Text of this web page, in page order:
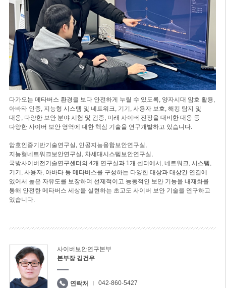
다가오는 메타버스 환경을 보다 안전하게 누릴 수 있도록, 양자시대 암호 활용,
아바타 인증, 지능형 시스템 및 네트워크, 기기, 사용자 보호, 해킹 탐지 및
대응, 다양한 보안 분야 시험 및 검증, 미래 사이버 전장을 대비한 대응 등
다양한 사이버 보안 영역에 대한 핵심 기술을 연구개발하고 있습니다.
암호인증기반기술연구실, 인공지능융합보안연구실,
지능형네트워크보안연구실, 차세대시스템보안연구실,
국방사이버전기술연구센터의 4개 연구실과 1개 센터에서, 네트워크, 시스템,
기기, 사용자, 아바타 등 메타버스를 구성하는 다양한 대상과 대상간 연결에
있어서 높은 자유도를 보장하며 선제적이고 능동적인 보안 기능을 내재화를
통해 안전한 메타버스 세상을 실현하는 초고도 사이버 보안 기술을 연구하고
있습니다.
사이버보안연구본부
본부장 김건우
연락처 042-860-5427